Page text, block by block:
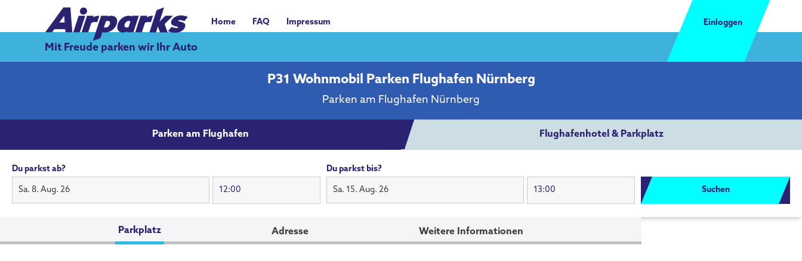
Mit Freude parken wir Ihr Auto
Einloggen
Home FAQ Impressum
P31 Wohnmobil Parken Flughafen Nürnberg
Parken am Flughafen Nürnberg
Parken am Flughafen Flughafenhotel & Parkplatz
Du parkst ab?
Sa. 8. Aug. 26
Du parkst bis?
Sa. 15. Aug. 26 Suchen
Parkplatz Adresse Weitere Informationen